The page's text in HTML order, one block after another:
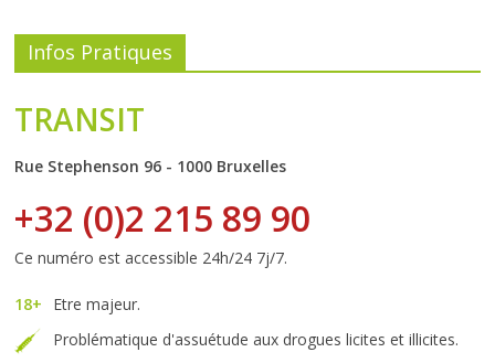
Infos Pratiques
TRANSIT
Rue Stephenson 96 - 1000 Bruxelles
+32 (0)2 215 89 90
Ce numéro est accessible 24h/24 7j/7.
18+
Etre majeur.
Problématique d'assuétude aux drogues licites et illicites.